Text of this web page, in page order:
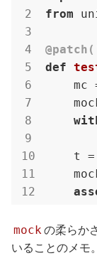
from
def
mc
t
mock の柔らか
いることのメモ。